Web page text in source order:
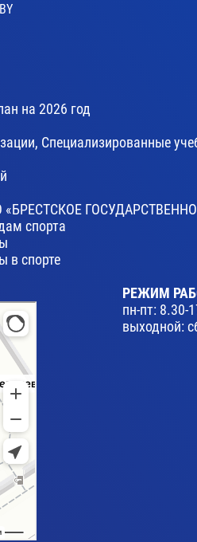
на 2026 год
Специализированные
«БРЕСТСКОЕ
спорта
в спорте
РЕЖИМ
пн-пт: 8.30-
выходной: